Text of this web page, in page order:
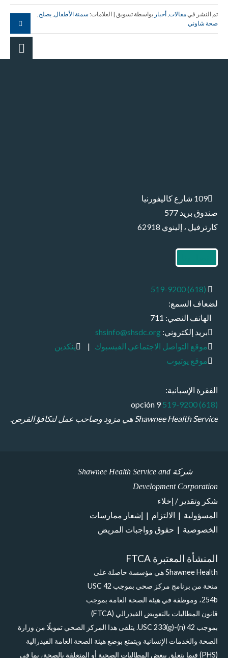
تم النشر فيمقالات,أخبار بواسطة تسويق | العلامات: سمنة الأطفال,يصلح,
صحة شاوني
109 شارع كاليفورنيا
صندوق بريد 577
كارترفيل ، إلينوي 62918
(618) 519-9200
لضعاف السمع:
الهاتف النصي: 711
بريد إلكتروني: shsinfo@shsdc.org
موقع التواصل الاجتماعي الفيسبوك |
ينكدين
موقع يوتيوب
الفقرة الإسبانية:
(618) 519-9200
opción 9
Shawnee Health Service هي مزود وصاحب عمل لتكافؤ الفرص.
شركة Shawnee Health Service and
Development Corporation
شكر وتقدير / إخلاء
المسؤولية | الالتزام | إشعار ممارسات
الخصوصية | حقوق وواجبات المريض
المنشأة المعتبرة FTCA
Shawnee Health هي مؤسسة حاصلة على
منحة من برنامج مركز صحي بموجب 42 USC
254b، وموظفة في هيئة الصحة العامة بموجب
قانون المطالبات بالتعويض الفيدرالي (FTCA)
بموجب 42 USC 233(g)-(n). يتلقى هذا المركز الصحي تمويلًا من وزارة
الصحة والخدمات الإنسانية ويتمتع بوضع هيئة الصحة العامة الفيدرالية
(PHS) فيما يتعلق ببعض المطالبات الصحية أو المتعلقة بالصحة، بما في